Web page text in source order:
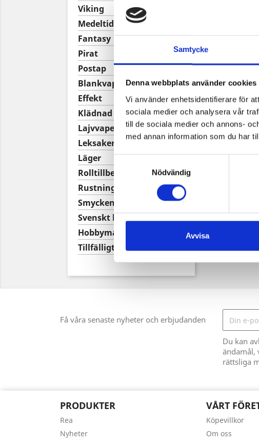
Samtycke
Denna webbplats använder cookies
Vi använder enhetsidentifierare för
sociala medier och analysera vår
till de sociala medier och annons-
med annan information som du har
Nödvändig
Avvisa
Viking
Medeltid/Renässans
Fantasy
Pirat
Postap
Blankvapen

Effekt 
Klädnad 
Lajvvapen 
Leksaker
Läger

Rolltillbehör 
Rustning 
Smycken 
Svenskt hantverk 
Hobbymaterial
Tillfälligt Parti
Få våra senaste nyheter och erbjudanden
Du kan
ändamål,
rättsliga
PRODUKTER
Rea
Nyheter
VÅRT
Köpevillkor
Om oss